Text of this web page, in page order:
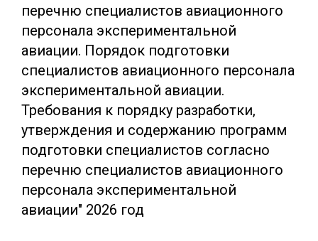
перечню специалистов авиационного
персонала экспериментальной
авиации. Порядок подготовки
специалистов авиационного персонала
экспериментальной авиации.
Требования к порядку разработки,
утверждения и содержанию программ
подготовки специалистов согласно
перечню специалистов авиационного
персонала экспериментальной
авиации" 2026 год